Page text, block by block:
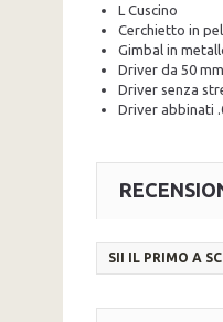
L Cuscino
Cerchietto in
Gimbal in
Driver da 50 mm
Driver senza
Driver abbinati
SII IL PRIMO A